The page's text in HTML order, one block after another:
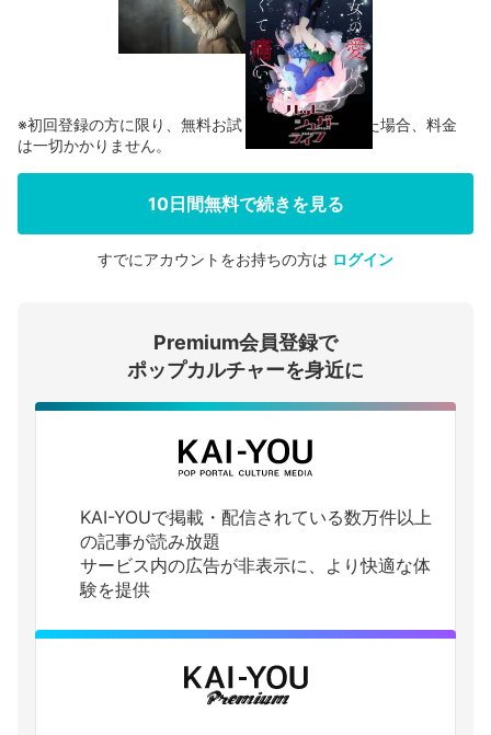
会員登録する
ログインする
※初回登録の方に限り、無料お試し期間中に解約した場合、料金
は一切かかりません。
10日間無料で続きを見る
すでにアカウントをお持ちの方は ログイン
Premium会員登録で
ポップカルチャーを身近に
KAI-YOUで掲載・配信されている数万件以上
の記事が読み放題
サービス内の広告が非表示に、より快適な体
験を提供